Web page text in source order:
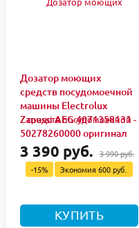
Дозатор моющих
средств посудомоечной
машины Electrolux
Zanussi AEG 4071358131 -
50278260000 оригинал
3 390 руб. 3 990 руб.
-15%
Экономия600 руб.
КУПИТЬ